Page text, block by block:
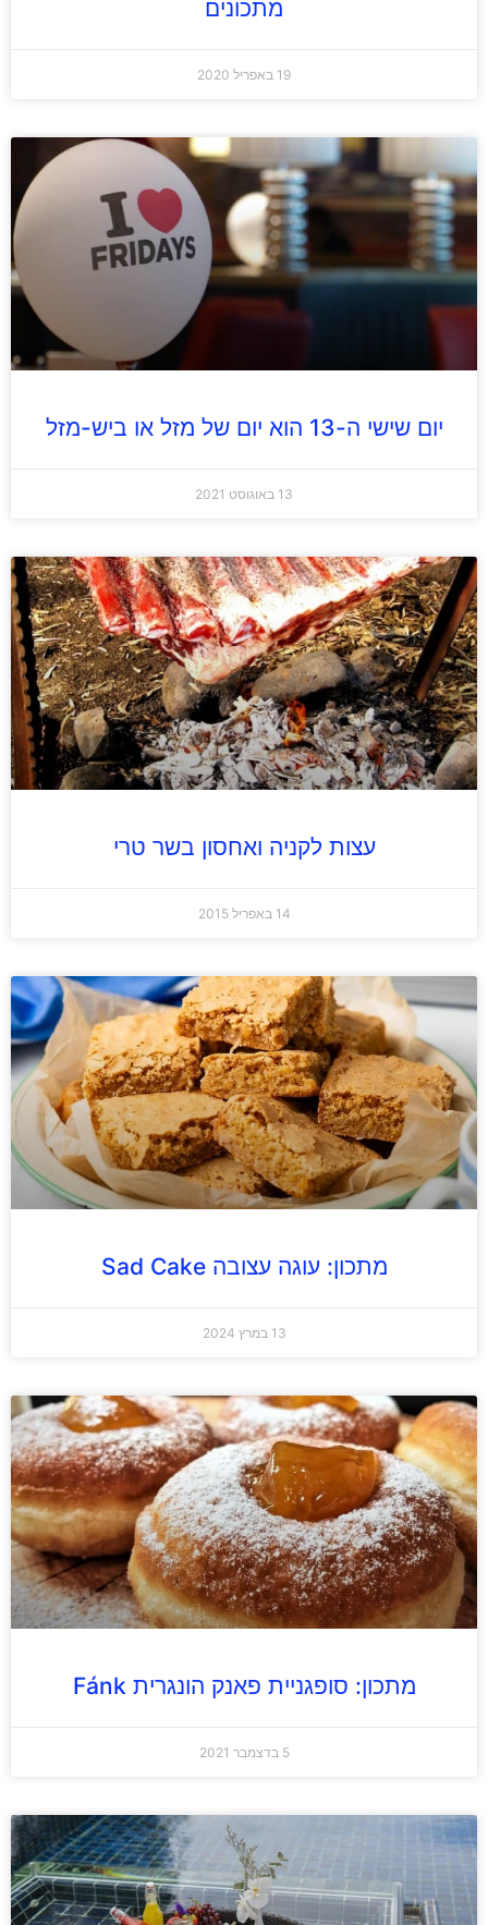
מתכונים
19 באפריל 2020
יום שישי ה-13 הוא יום של מזל או ביש-מזל
13 באוגוסט 2021
עצות לקניה ואחסון בשר טרי
14 באפריל 2015
מתכון: עוגה עצובה Sad Cake
13 במרץ 2024
מתכון: סופגניית פאנק הונגרית Fánk
5 בדצמבר 2021